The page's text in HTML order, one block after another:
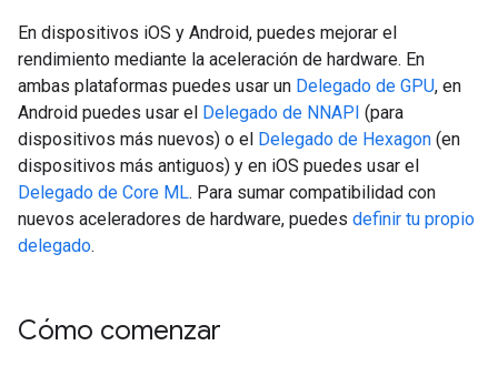
En dispositivos iOS y Android, puedes mejorar el
rendimiento mediante la aceleración de hardware. En
ambas plataformas puedes usar un Delegado de GPU, en
Android puedes usar el Delegado de NNAPI (para
dispositivos más nuevos) o el Delegado de Hexagon (en
dispositivos más antiguos) y en iOS puedes usar el
Delegado de Core ML. Para sumar compatibilidad con
nuevos aceleradores de hardware, puedes definir tu propio
delegado.
Cómo comenzar